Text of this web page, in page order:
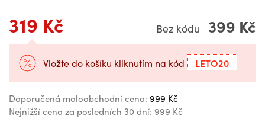
319 Kč Bez kódu 399 Kč
Vložte do košíku kliknutím na kód LETO20
Doporučená maloobchodní cena: 999 Kč
Nejnižší cena za posledních 30 dní: 999 Kč